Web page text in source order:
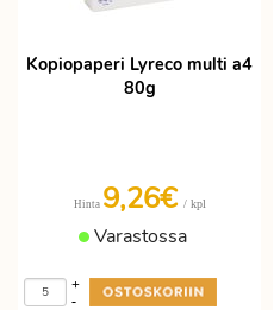
Kopiopaperi Lyreco multi a4
80g
Hinta 9,26€ / kpl
Varastossa
-
+